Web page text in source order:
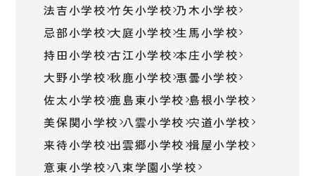
法吉小学校 竹矢小学校 乃木小学校
忌部小学校 大庭小学校 生馬小学校
持田小学校 古江小学校 本庄小学校
大野小学校 秋鹿小学校 惠曇小学校
佐太小学校 鹿島東小学校 島根小学校
美保関小学校 八雲小学校 宍道小学校
来待小学校 出雲郷小学校 揖屋小学校
意東小学校 八束学園小学校